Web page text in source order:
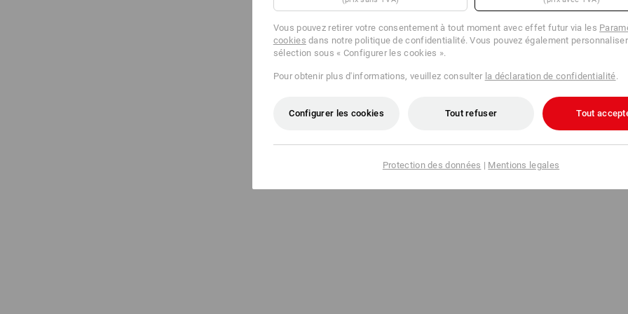
Vous pouvez retirer votre consentement à tout moment avec effet futur via les
cookies dans notre politique de confidentialité. Vous pouvez également
sélection sous « Configurer les cookies ».
Pour obtenir plus d'informations, veuillez consulter la déclaration de confidentialité.
Configurer les cookies Tout refuser Tout
Protection des données | Mentions legales